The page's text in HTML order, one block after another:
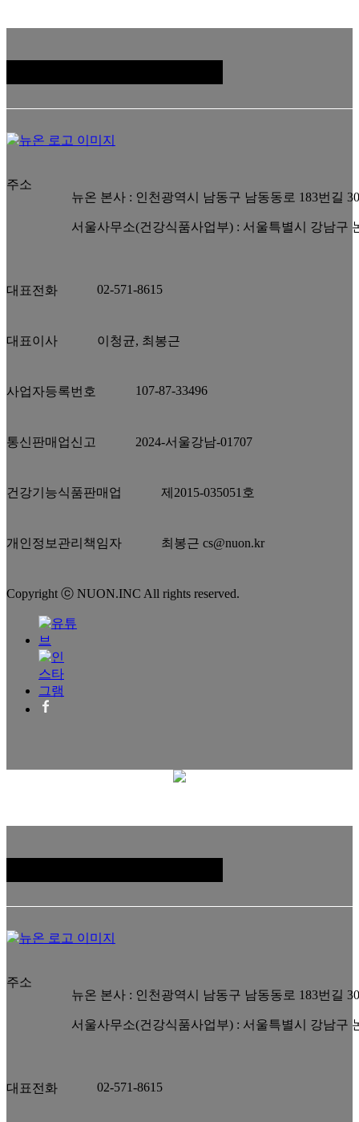
주소
뉴온 본사 : 인천광역시 남동구 남동동로 183번길
서울사무소(건강식품사업부) : 서울특별시 강남구
대표전화 02-571-8615
대표이사 이청균, 최봉근
사업자등록번호 107-87-33496
통신판매업신고 2024-서울강남-01707
건강기능식품판매업 제2015-035051호
개인정보관리책임자 최봉근 cs@nuon.kr
Copyright ⓒ NUON.INC All rights reserved.
주소
뉴온 본사 : 인천광역시 남동구 남동동로 183번길
서울사무소(건강식품사업부) : 서울특별시 강남구
대표전화 02-571-8615